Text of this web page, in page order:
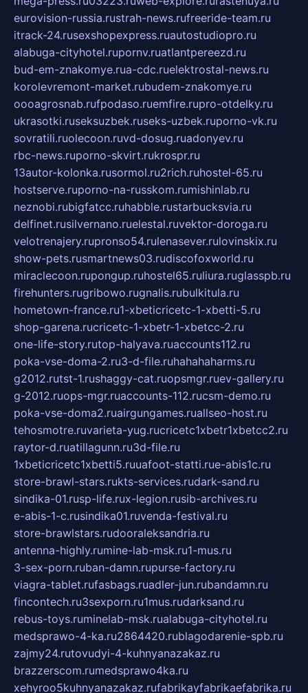
eurovision-russia.rustrah-news.rufreeride-team.ru
itrack-24.rusexshopexpress.ruautostudiopro.ru
alabuga-cityhotel.rupornv.ruatlantpereezd.ru
bud-em-znakomye.rua-cdc.ruelektrostal-news.ru
korolevremont-market.rubudem-znakomye.ru
oooagrosnab.rufpodaso.ruemfire.rupro-otdelky.ru
ukrasotki.ruseksuzbek.ruseks-uzbek.ruporno-vk.ru
sovratili.ruolecoon.ruvd-dosug.ruadonyev.ru
rbc-news.ruporno-skvirt.rukrospr.ru
13autor-kolonka.rusormol.ru2rich.ruhostel-65.ru
hostserve.ruporno-na-russkom.rumishinlab.ru
neznobi.rubigfatcc.ruhabble.rustarbucksvia.ru
delfinet.rusilvernano.ruelestal.ruvektor-doroga.ru
velotrenajery.rupronso54.rulenasever.rulovinskix.ru
show-pets.rusmartnews03.rudiscofoxworld.ru
miraclecoon.rupongup.ruhostel65.ruliura.ruglasspb.ru
firehunters.rugribowo.rugnalis.rubulkitula.ru
hometown-france.ru1-xbeticricetc-1-xbetti-5.ru
shop-garena.rucricetc-1-xbetr-1-xbetcc-2.ru
one-life-story.rutop-halyava.ruaccounts112.ru
poka-vse-doma-2.ru3-d-file.ruhahahaharms.ru
g2012.rutst-1.rushaggy-cat.ruopsmgr.ruev-gallery.ru
g-2012.ruops-mgr.ruaccounts-112.rucsm-demo.ru
poka-vse-doma2.ruairgungames.ruallseo-host.ru
tehosmotre.ruvarieta-yug.rucricetc1xbetr1xbetcc2.ru
raytor-d.ruatillagunn.ru3d-file.ru
1xbeticricetc1xbetti5.ruuafoot-statti.rue-abis1c.ru
store-brawl-stars.rukts-services.rudark-sand.ru
sindika-01.rusp-life.rux-legion.rusib-archives.ru
e-abis-1-c.rusindika01.ruvenda-festival.ru
store-brawlstars.rudooraleksandria.ru
antenna-highly.rumine-lab-msk.ru1-mus.ru
3-sex-porn.ruban-damn.rupurse-factory.ru
viagra-tablet.rufasbags.ruadler-jun.rubandamn.ru
fincontech.ru3sexporn.ru1mus.rudarksand.ru
rebus-toys.ruminelab-msk.rualabuga-cityhotel.ru
medsprawo-4-ka.ru2864420.rublagodarenie-spb.ru
zajmy24.rutovudyi-4-kuhnyanazakaz.ru
brazzerscom.rumedsprawo4ka.ru
xehyroo5kuhnyanazakaz.rufabrikayfabrikaefabrika.ru